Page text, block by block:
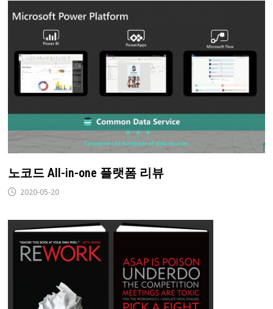
노코드 All-in-one 플랫폼 리뷰
2020-05-20